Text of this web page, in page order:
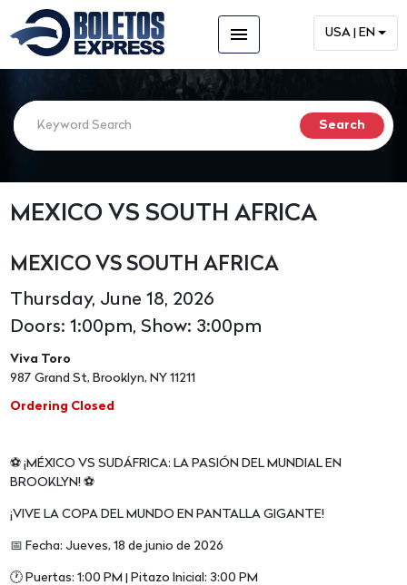
menu USA | EN
MEXICO VS SOUTH AFRICA
MEXICO VS SOUTH AFRICA
Thursday, June 18, 2026
Doors: 1:00pm, Show: 3:00pm
Viva Toro
987 Grand St, Brooklyn, NY 11211
Ordering Closed
⚽ ¡MÉXICO VS SUDÁFRICA: LA PASIÓN DEL MUNDIAL EN
BROOKLYN! ⚽
¡VIVE LA COPA DEL MUNDO EN PANTALLA GIGANTE!
📅 Fecha: Jueves, 18 de junio de 2026
🕐 Puertas: 1:00 PM | Pitazo Inicial: 3:00 PM